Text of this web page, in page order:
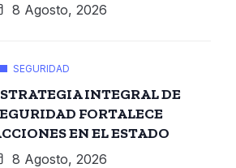
8 Agosto, 2026
SEGURIDAD
INTEGRAL DE
FORTALECE
EN EL ESTADO
8 Agosto, 2026